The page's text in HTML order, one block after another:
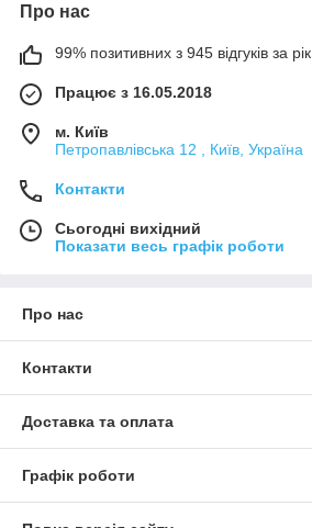
Про нас
99% позитивних з 945 відгуків за рік
Працює з 16.05.2018
м. Київ
Петропавлівська 12 , Київ, Україна
Контакти
Сьогодні вихідний
Показати весь графік роботи
Про нас
Контакти
Доставка та оплата
Графік роботи